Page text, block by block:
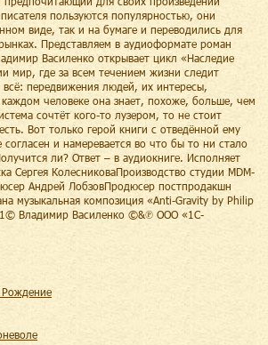
пользуются популярностью, они
виде, так и на бумаге и переводились для
Представляем в аудиоформате роман
Василенко открывает цикл «Наследие
мир, где за всем течением жизни следит
передвижения людей, их интересы,
человеке она знает, похоже, больше, чем
сочтёт кого-то лузером, то не стоит
Вот только герой книги с отведённой ему
согласен и намеревается во что бы то ни стало
ли? Ответ – в аудиокниге. Исполняет
Сергея КолесниковаПроизводство студии MDM-
Андрей ЛобзовПродюсер постпродакшн
музыкальная композиция «Anti-Gravity by Philip
Владимир Василенко ©&℗ ООО «1С-
Рождение